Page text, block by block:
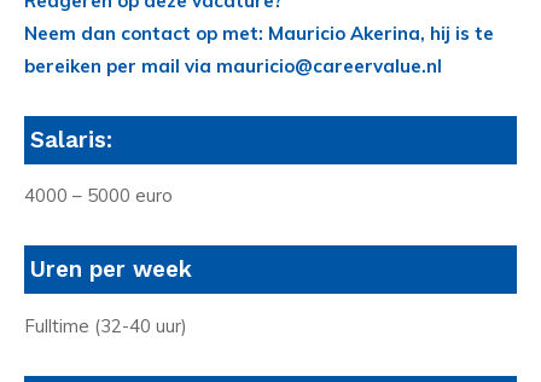
Neem dan contact op met: Mauricio Akerina, hij is te
bereiken per mail via mauricio@careervalue.nl
Salaris:
4000 – 5000 euro
Uren per week
Fulltime (32-40 uur)